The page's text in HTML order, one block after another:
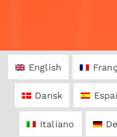
English
Dansk
Italiano